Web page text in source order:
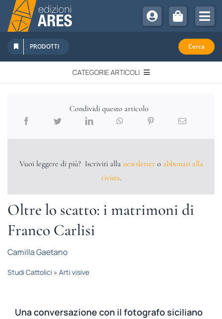
Salta
contenuto
Chi Siamo
Sostienici
Abbonamenti
Newsletter
Libri Ares
PRODOTTI Cerca
CATEGORIE ARTICOLI
QUADERNI MONOGRAFICI
RECENSIONI
Condividi questo articolo
Vuoi leggere di più? Iscriviti alla newslettero abbonati alla
rivista.
Oltre lo scatto: i matrimoni di
Franco Carlisi
Camilla Gaetano
Studi Cattolici» Arti visive
Una conversazione con il fotografo siciliano